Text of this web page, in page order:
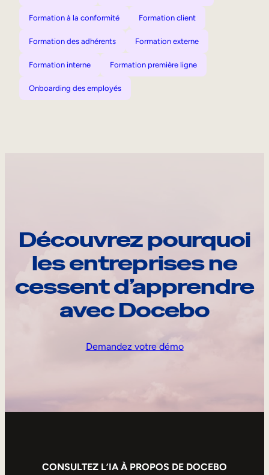
Formation à la conformité Formation client
Formation des adhérents Formation externe
Formation interne Formation première ligne
Onboarding des employés
Découvrez pourquoi
les entreprises ne
cessent d’apprendre
avec Docebo
Demandez votre démo
CONSULTEZ L’IA À PROPOS DE DOCEBO